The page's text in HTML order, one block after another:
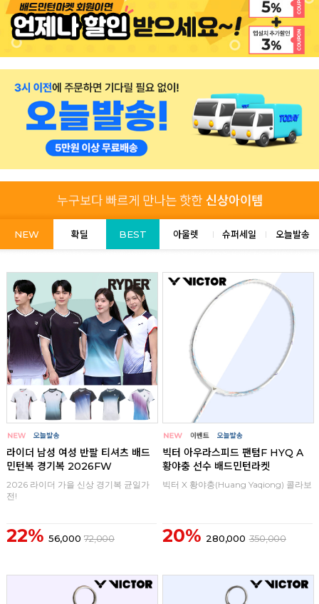
NEW 확딜 BEST 아울렛 슈퍼세일 오늘발송
라이더 남성 여성 반팔 티셔츠 배드
민턴복 경기복 2026FW
2026 라이더 가을 신상 경기복 균일가
전!
22% 56,000 72,000
빅터 아우라스피드 팬텀F HYQ A
황야충 선수 배드민턴라켓
빅터 X 황야충(Huang Yaqiong) 콜라보
20% 280,000 350,000